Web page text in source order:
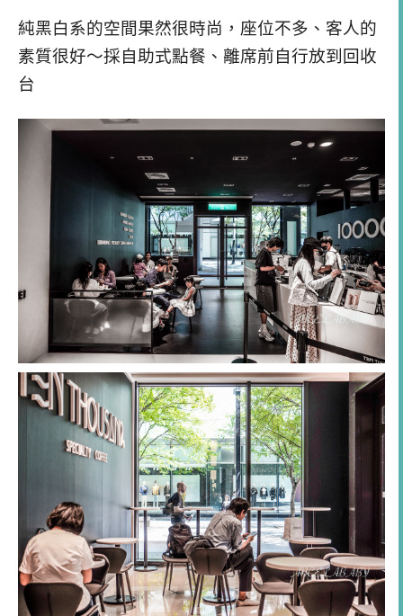
純黑白系的空間果然很時尚，座位不多、客人的
素質很好～採自助式點餐、離席前自行放到回收
台